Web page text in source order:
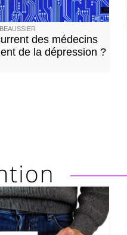
des médecins
de la dépression ?